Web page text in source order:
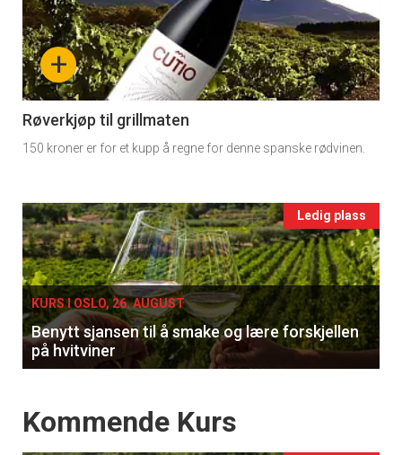
detail
-
section
11
Ukens
vin
+
Røverkjøp til grillmaten
150 kroner er for et kupp å regne for denne spanske rødvinen.
Events
single
Ledig plass
KURS I OSLO, 26. AUGUST
Benytt sjansen til å smake og lære forskjellen
på hvitviner
Events
Kommende Kurs